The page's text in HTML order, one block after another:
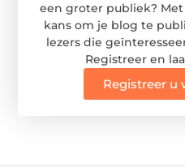
een groter publiek?
kans om je blog te
lezers die
Registreer en
Registreer u